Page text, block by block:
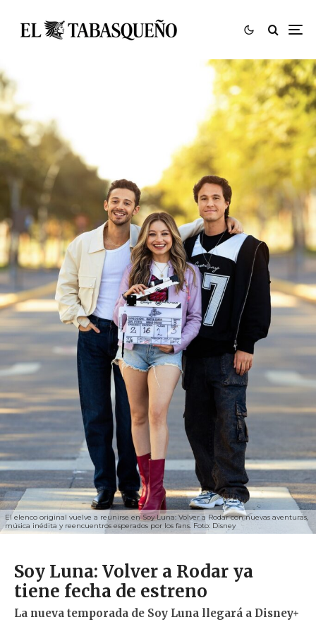
El elenco original vuelve a reunirse en Soy Luna: Volver a Rodar con nuevas aventuras,
música inédita y reencuentros esperados por los fans. Foto: Disney
Soy Luna: Volver a Rodar ya
tiene fecha de estreno
La nueva temporada de Soy Luna llegará a Disney+